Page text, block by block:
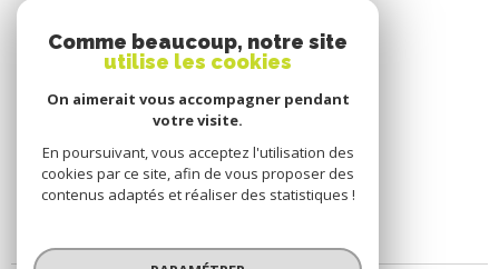
SE CONNECTER
ESPACE PROPRIÉTAIRE
Comme beaucoup, notre site
utilise les cookies
On aimerait vous accompagner pendant
votre visite.
En poursuivant, vous acceptez l'utilisation des
cookies par ce site, afin de vous proposer des
contenus adaptés et réaliser des statistiques !